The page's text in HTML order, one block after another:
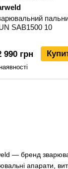
— бренд
апарати,
SAB1500 10
990 грн